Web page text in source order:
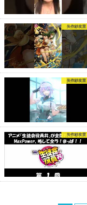
矢作紗友里
矢作紗友里
矢作紗友里